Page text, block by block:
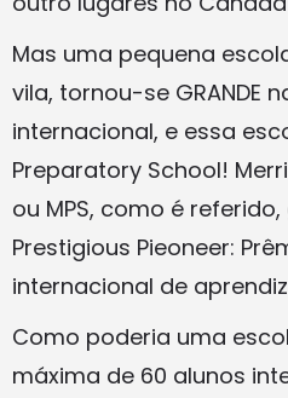
Mas uma pequena
vila, tornou-se GRANDE
internacional, e essa
Preparatory School!
ou MPS, como é
Prestigious Pieoneer:
internacional de
Como poderia uma
máxima de 60 alunos